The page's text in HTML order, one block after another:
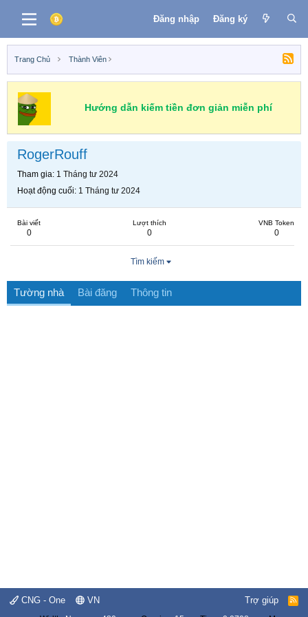
Đăng nhập Đăng ký
Trang Chủ Thành Viên
Hướng dẫn kiếm tiền đơn giản miễn phí
RogerRouff
Tham gia 1 Tháng tư 2024
Hoạt động cuối 1 Tháng tư 2024
Bài viết
0
Lượt thích
0
VNB Token
0
Tìm kiếm
Tường nhà Bài đăng Thông tin
CNG - One VN Trợ giúp
R